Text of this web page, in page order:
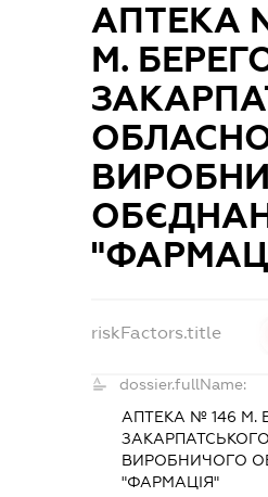
АПТЕКА
М.
riskFactors.title
dossier.fullName:
АПТЕКА № 146 М.
ВИРОБНИЧОГО
"ФАРМАЦІЯ"